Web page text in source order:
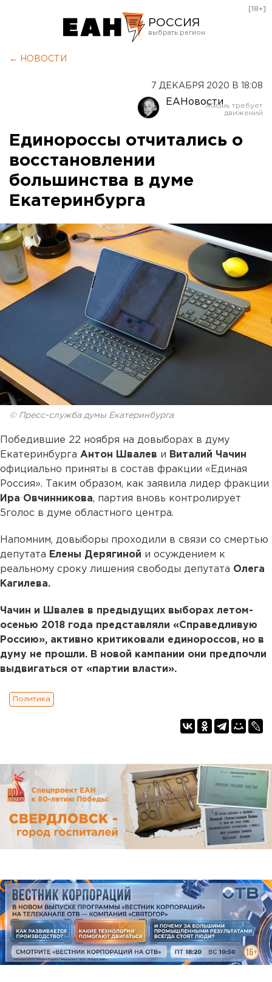
РОССИЯ
Оренбург
[18+]
← НОВОСТИ
7 ДЕКАБРЯ 2020 В 18:08
ЕАНовости
Единороссы отчитались о
восстановлении
большинства в думе
Екатеринбурга
© Пресс-служба думы Екатеринбурга
Победившие 22 ноября на довыборах в думу
Екатеринбурга Антон Швалев и Виталий Чачин
официально приняты в состав фракции «Единая
Россия». Таким образом, как заявила лидер фракции
Ира Овчинникова, партия вновь контролирует
5голос в думе областного центра.
Напомним, довыборы проходили в связи со смертью
депутата Елены Дерягиной и осуждением к
реальному сроку лишения свободы депутата Олега
Кагилева.
Чачин и Швалев в предыдущих выборах летом-
осенью 2018 года представляли «Справедливую
Россию», активно критиковали единороссов, но в
думу не прошли. В новой кампании они предпочли
выдвигаться от «партии власти».
Политика